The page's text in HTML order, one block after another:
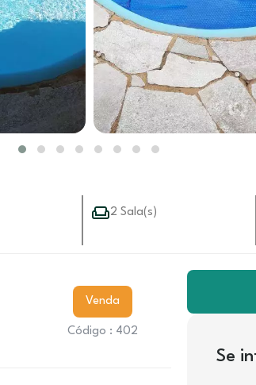
2 Sala(s)
Venda
Código : 402
Se